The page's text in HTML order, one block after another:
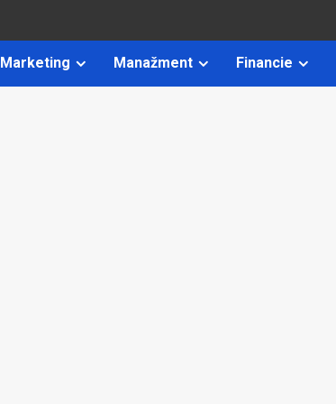
Marketing Manažment Financie